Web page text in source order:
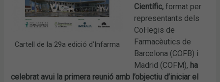
Cartell de la 29a edició d’Infarma
Científic, format per
representants dels
Col·legis de
Farmacèutics de
Barcelona (COFB) i
Madrid (COFM), ha
celebrat avui la primera reunió amb l’objectiu d’iniciar el